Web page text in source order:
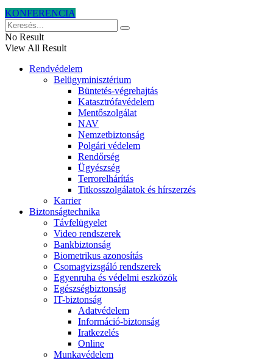
KONFERENCIA
No Result
View All Result
Rendvédelem
Belügyminisztérium
Büntetés-végrehajtás
Katasztrófavédelem
Mentőszolgálat
NAV
Nemzetbiztonság
Polgári védelem
Rendőrség
Ügyészség
Terrorelhárítás
Titkosszolgálatok és hírszerzés
Karrier
Biztonságtechnika
Távfelügyelet
Video rendszerek
Bankbiztonság
Biometrikus azonosítás
Csomagvizsgáló rendszerek
Egyenruha és védelmi eszközök
Egészségbiztonság
IT-biztonság
Adatvédelem
Információ-biztonság
Iratkezelés
Online
Munkavédelem